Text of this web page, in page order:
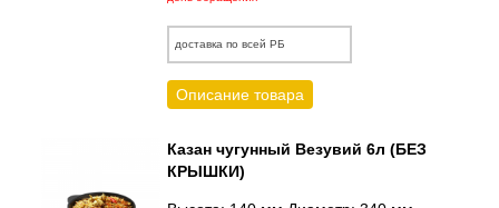
доставка по всей РБ
Описание товара
Казан чугунный Везувий 6л (БЕЗ
КРЫШКИ)